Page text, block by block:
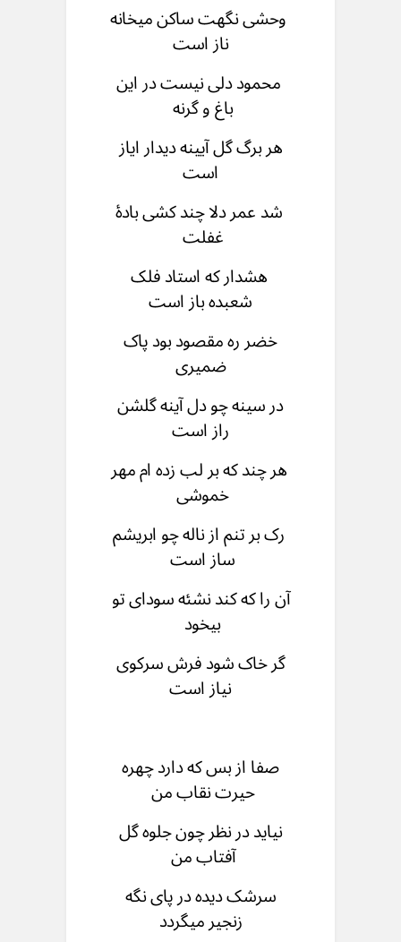
وحشی نگهت ساکن میخانه
ناز است
محمود دلی نیست در این
باغ و گرنه
هر برگ گل آیینه دیدار ایاز
است
شد عمر دلا چند کشی بادۀ
غفلت
هشدار که استاد فلک
شعبده باز است
خضر ره مقصود بود پاک
ضمیری
در سینه چو دل آینه گلشن
راز است
هر چند که بر لب زده ام مهر
خموشی
رک بر تنم از ناله چو ابریشم
ساز است
آن را که کند نشئه سودای تو
بیخود
گر خاک شود فرش سرکوی
نیاز است
صفا از بس که دارد چهره
حیرت نقاب من
نیاید در نظر چون جلوه گل
آفتاب من
سرشک دیده در پای نگه
زنجیر میگردد